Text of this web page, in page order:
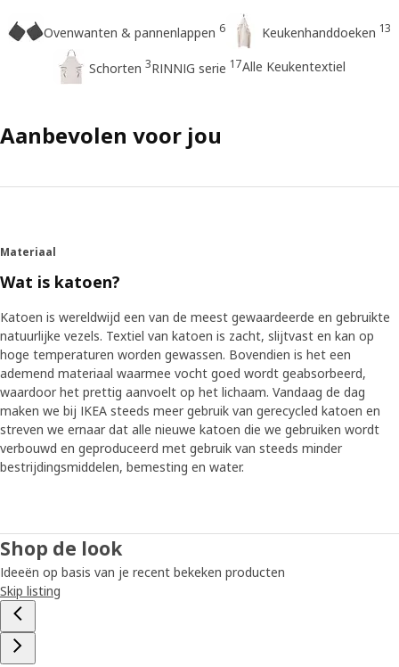
Ovenwanten & pannenlappen 6 Keukenhanddoeken 13
Schorten 3RINNIG serie 17Alle Keukentextiel
Aanbevolen voor jou
Materiaal
Wat is katoen?
Katoen is wereldwijd een van de meest gewaardeerde en gebruikte
natuurlijke vezels. Textiel van katoen is zacht, slijtvast en kan op
hoge temperaturen worden gewassen. Bovendien is het een
ademend materiaal waarmee vocht goed wordt geabsorbeerd,
waardoor het prettig aanvoelt op het lichaam. Vandaag de dag
maken we bij IKEA steeds meer gebruik van gerecycled katoen en
streven we ernaar dat alle nieuwe katoen die we gebruiken wordt
verbouwd en geproduceerd met gebruik van steeds minder
bestrijdingsmiddelen, bemesting en water.
Shop de look
Ideeën op basis van je recent bekeken producten
Skip listing